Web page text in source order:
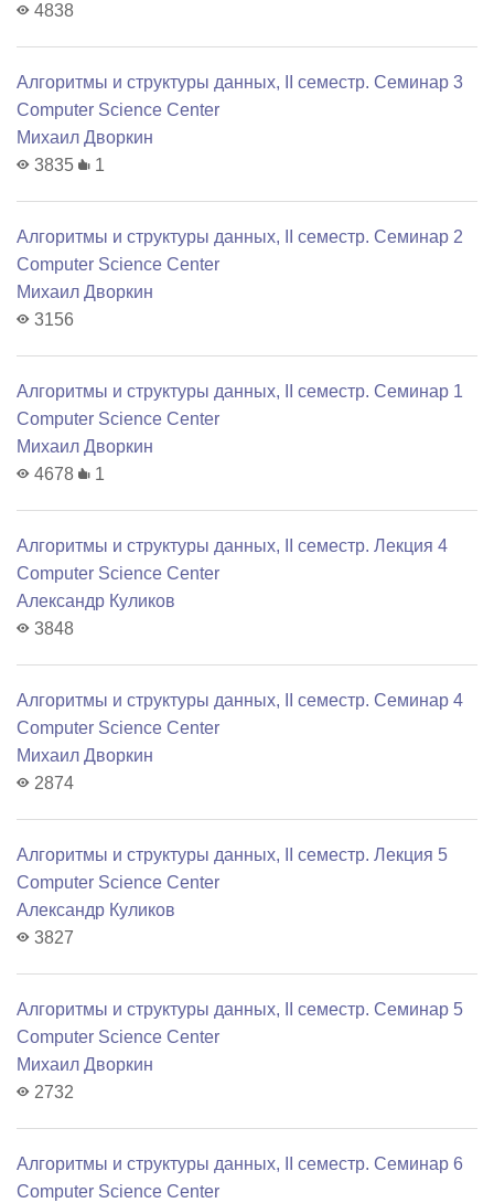
4838
Алгоритмы и структуры данных, II семестр. Семинар 3
Computer Science Center
Михаил Дворкин
3835
1
Алгоритмы и структуры данных, II семестр. Семинар 2
Computer Science Center
Михаил Дворкин
3156
Алгоритмы и структуры данных, II семестр. Семинар 1
Computer Science Center
Михаил Дворкин
4678
1
Алгоритмы и структуры данных, II семестр. Лекция 4
Computer Science Center
Александр Куликов
3848
Алгоритмы и структуры данных, II семестр. Семинар 4
Computer Science Center
Михаил Дворкин
2874
Алгоритмы и структуры данных, II семестр. Лекция 5
Computer Science Center
Александр Куликов
3827
Алгоритмы и структуры данных, II семестр. Семинар 5
Computer Science Center
Михаил Дворкин
2732
Алгоритмы и структуры данных, II семестр. Семинар 6
Computer Science Center